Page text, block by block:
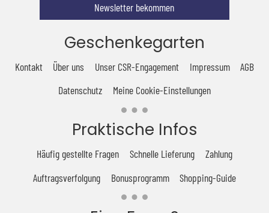
Newsletter bekommen
Geschenkegarten
Kontakt Über uns Unser CSR-Engagement Impressum
AGB
Datenschutz
Meine Cookie-Einstellungen
Praktische Infos
Häufig gestellte Fragen Schnelle Lieferung
Zahlung
Auftragsverfolgung
Bonusprogramm Shopping-Guide